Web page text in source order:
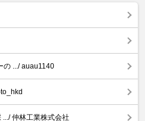
の .../ auau1140
仲林工業株式会社